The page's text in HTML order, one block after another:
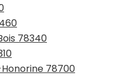
78340
78700